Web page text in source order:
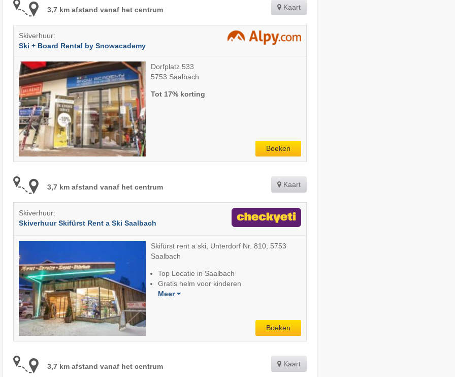
3,7 km afstand vanaf het centrum Kaart
Skiverhuur:
Ski + Board Rental by Snowacademy
Dorfplatz 533
5753 Saalbach
Tot 17% korting
Boeken
3,7 km afstand vanaf het centrum Kaart
Skiverhuur:
Skiverhuur Skifürst Rent a Ski Saalbach
Skifürst rent a ski, Unterdorf Nr. 810, 5753
Saalbach
Top Locatie in Saalbach
Gratis helm voor kinderen
Meer
Boeken
3,7 km afstand vanaf het centrum Kaart